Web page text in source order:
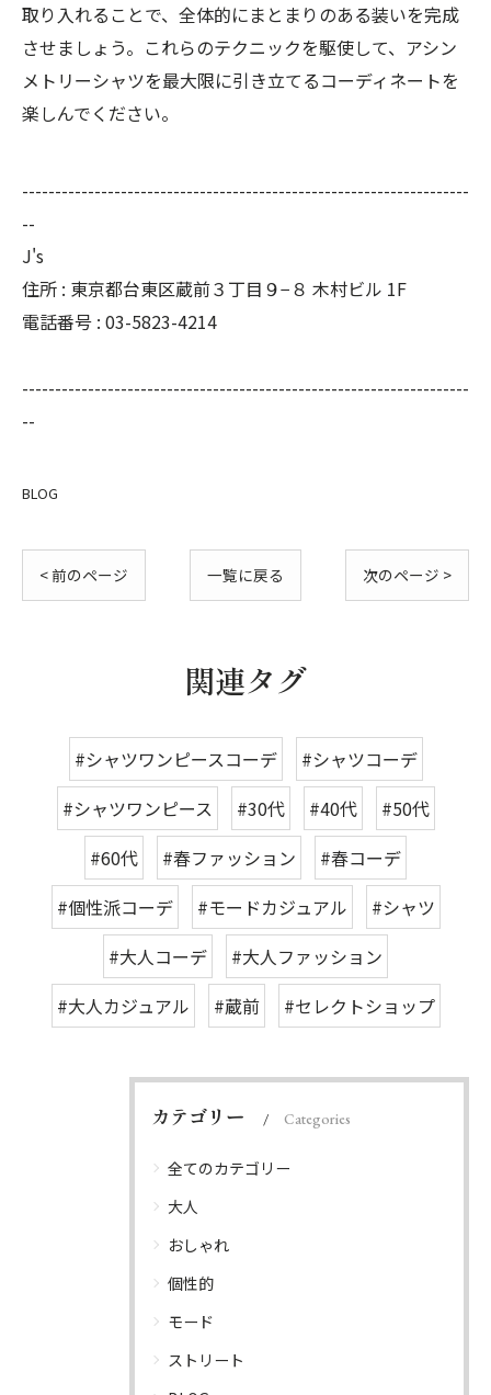
取り入れることで、全体的にまとまりのある装いを完成
させましょう。これらのテクニックを駆使して、アシン
メトリーシャツを最大限に引き立てるコーディネートを
楽しんでください。
--------------------------------------------------------------------
--
J's
住所 : 東京都台東区蔵前３丁目９−８ 木村ビル 1F
電話番号 : 03-5823-4214
--------------------------------------------------------------------
--
BLOG
< 前のページ 一覧に戻る 次のページ >
関連タグ
#シャツワンピースコーデ
#シャツコーデ
#シャツワンピース
#30代 #40代
#50代
#60代
#春ファッション
#春コーデ
#個性派コーデ
#モードカジュアル
#シャツ
#大人コーデ
#大人ファッション
#大人カジュアル
#蔵前 #セレクトショップ
カテゴリー Categories
全てのカテゴリー
大人
おしゃれ
個性的
モード
ストリート